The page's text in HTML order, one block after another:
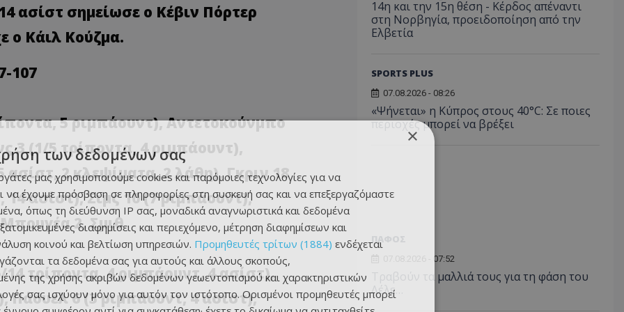
ασίστ σημείωσε ο Κέβιν Πόρτερ
ο Κάιλ Κούζμα.
107
5 ριμπάουντ), Αντετοκούνμπο
3 (1/5 τρίποντα, 4 ριμπάουντ),
2 κλεψίματα, 2 λάθη), Γκριν 18
ασίστ), Σιμς 10 (7 ριμπάουντ),
2, Σμιθ
τρίποντα, 4 ριμπάουντ, 4 ασίστ),
6 (3 ριμπάουντ, 4 ασίστ),
14η και την 15η θέση - Κέρδος απέναντι
στη Νορβηγία, προειδοποίηση από την
Ελβετία
SPORTS PLUS
07.08.2026 - 08:26
«Ψήνεται» η Κύπρος στους 40°C: Σε ποιες
περιοχές μπορεί να βρέξει
07.08.2026 - 07:52
Τραβούν τα μαλλιά τους για τη φάση του
Λέλε…
×
των δεδομένων σας
μας χρησιμοποιούμε cookies και παρόμοιες τεχνολογίες για να
να έχουμε πρόσβαση σε πληροφορίες στη συσκευή σας και να επεξεργαζόμαστε
όπως τη διεύθυνση IP σας, μοναδικά αναγνωριστικά και δεδομένα
διαφημίσεις και περιεχόμενο, μέτρηση διαφημίσεων και
κοινού και βελτίωση υπηρεσιών. Προμηθευτές τρίτων (1884) ενδέχεται
τα δεδομένα σας για αυτούς και άλλους σκοπούς,
της χρήσης ακριβών δεδομένων γεωεντοπισμού και χαρακτηριστικών
σας ισχύουν μόνο για αυτόν τον ιστότοπο. Ορισμένοι προμηθευτές μπορεί